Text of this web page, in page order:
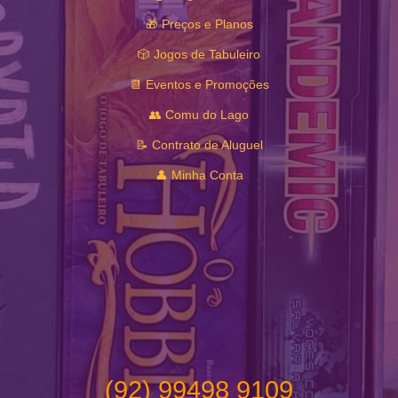
🎁 Preços e Planos
🎲 Jogos de Tabuleiro
📆 Eventos e Promoções
👥 Comu do Lago
📝 Contrato de Aluguel
👤 Minha Conta
(92) 99498 9109